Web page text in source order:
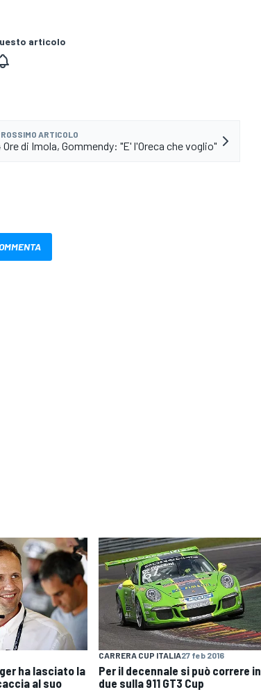
articolo
ARTICOLO
Ore di Imola, Gommendy: "E' l'Oreca che voglio"
ha lasciato la
al suo
CARRERA CUP ITALIA27 feb 2016
Per il decennale si può correre in
due sulla 911 GT3 Cup